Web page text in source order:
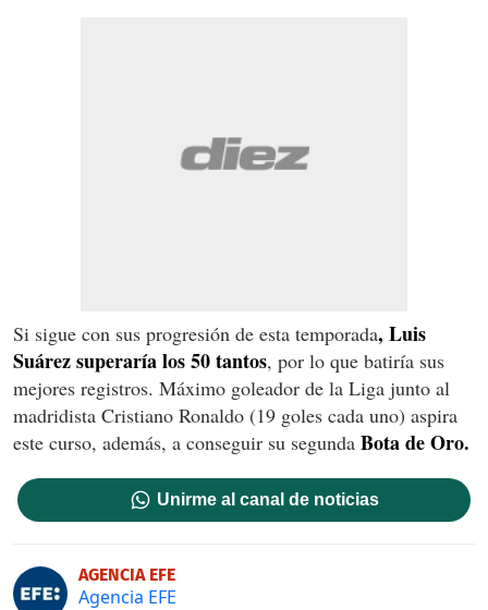
Si sigue con sus progresión de esta temporada, Luis
Suárez superaría los 50 tantos, por lo que batiría sus
mejores registros. Máximo goleador de la Liga junto al
madridista Cristiano Ronaldo (19 goles cada uno) aspira
este curso, además, a conseguir su segunda Bota de Oro.
Unirme al canal de noticias
AGENCIA EFE
Agencia EFE